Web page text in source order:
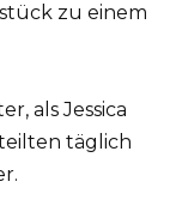
zu einem
als Jessica
täglich